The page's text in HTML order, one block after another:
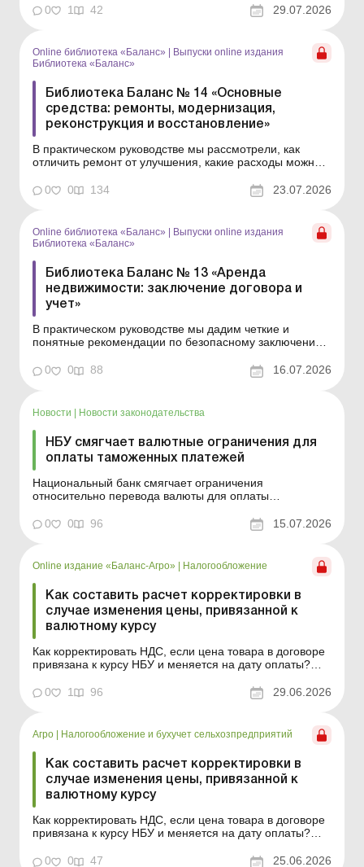
привязать цену в договоре с покупателем к инвалюте и
таким образом подстраховаться от финансовых
потери, н...
0 1 42 29.07.2026
Online библиотека «Баланс»
Выпуски online издания
Библиотека «Баланс»
Библиотека Баланс № 14 «Основные
средства: ремонты, модернизация,
реконструкция и восстановление»
В практическом руководстве мы рассмотрели, как
отличить ремонт от улучшения, какие расходы можно
капитализировать, как оформить первичные документы
и как действовать в отдельных практических ситуациях
з...
0 0 134 23.07.2026
Online библиотека «Баланс»
Выпуски online издания
Библиотека «Баланс»
Библиотека Баланс № 13 «Аренда
недвижимости: заключение договора и
учет»
В практическом руководстве мы дадим четкие и
понятные рекомендации по безопасному заключению
сторон, минимизации рисков, эффективному
урегулированию возможных конфликтов и
сторон арендных отношений &n...
0 0 88 16.07.2026
Новости | Новости законодательства
НБУ смягчает валютные ограничения для
оплаты таможенных платежей
Национальный банк смягчает ограничения
относительно перевода валюты для оплаты
законодательстве ЕС. Больше по теме: Эквивалент
цены в иностранной валюте: учет у продавца и
случае изменения цены, привязанной...
0 0 96 15.07.2026
Online издание «Баланс-Агро» Налогообложение
Как составить расчет корректировки в
случае изменения цены, привязанной к
валютному курсу
Как корректировать НДС, если цена товара в договоре
привязана к курсу НБУ и меняется на дату оплаты?
заполнить при разных вариантах расчетов и какие
особенности возникают, если между отгрузкой и
вопросы &...
0 1 96 29.06.2026
Агро Налогообложение и бухучет сельхозпредприятий
Как составить расчет корректировки в
случае изменения цены, привязанной к
валютному курсу
Как корректировать НДС, если цена товара в договоре
привязана к курсу НБУ и меняется на дату оплаты?
заполнить при разных вариантах расчетов и какие
0 0 47 25.06.2026